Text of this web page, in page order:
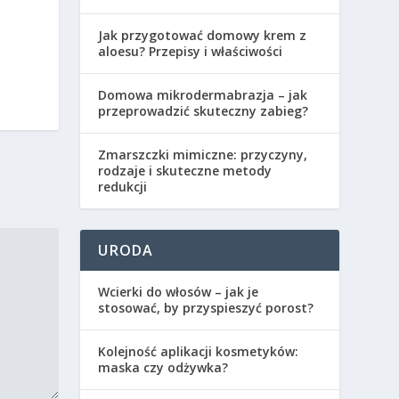
Jak przygotować domowy krem z
aloesu? Przepisy i właściwości
Domowa mikrodermabrazja – jak
przeprowadzić skuteczny zabieg?
Zmarszczki mimiczne: przyczyny,
rodzaje i skuteczne metody
redukcji
URODA
Wcierki do włosów – jak je
stosować, by przyspieszyć porost?
Kolejność aplikacji kosmetyków:
maska czy odżywka?